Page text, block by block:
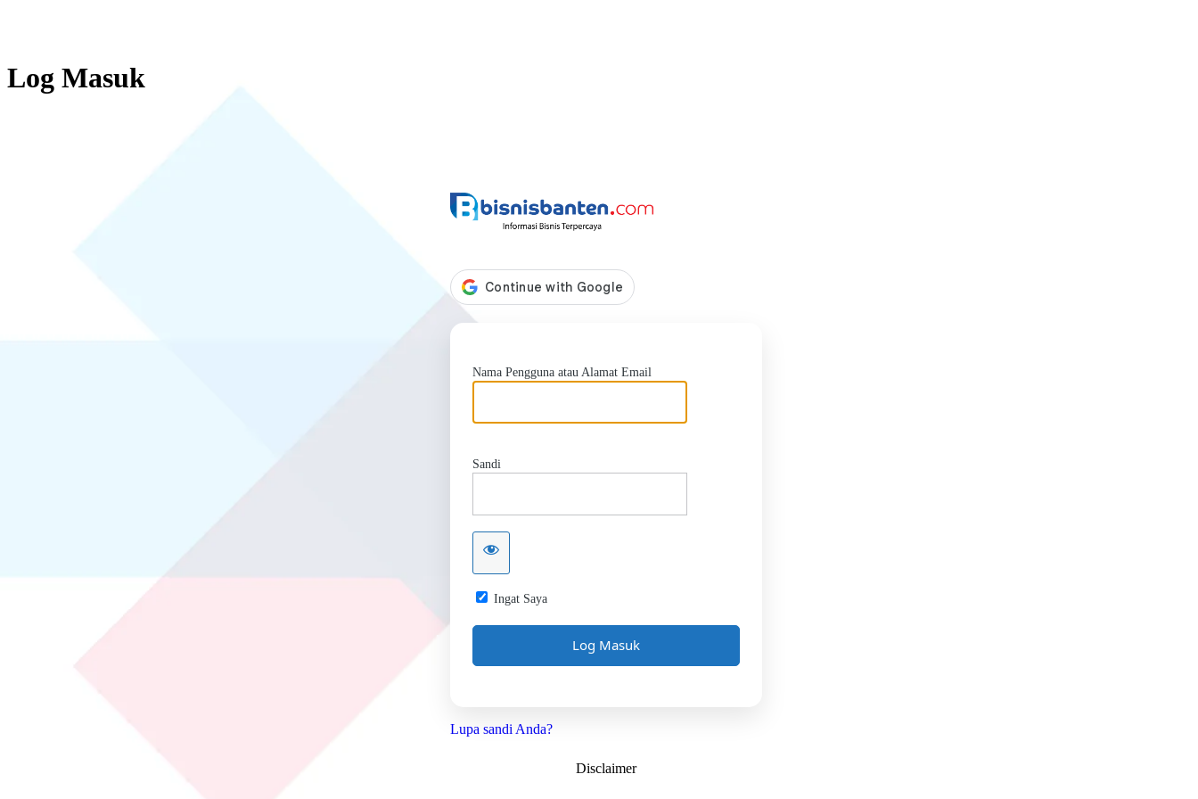
Log Masuk
Nama Pengguna atau Alamat Email
Sandi
Ingat Saya
Lupa sandi Anda?
Disclaimer